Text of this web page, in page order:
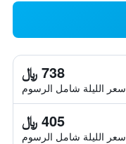
738 ﷼
سعر الليلة شامل الرسوم
405 ﷼
سعر الليلة شامل الرسوم